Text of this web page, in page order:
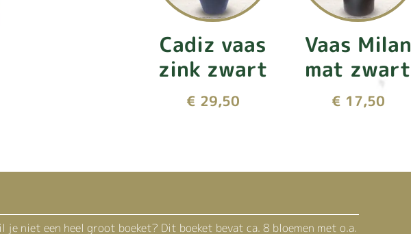
Cadiz vaas
zink zwart
€ 29,50
Vaas Milan
mat zwart
€ 17,50
je niet een heel groot boeket? Dit boeket bevat ca. 8 bloemen met o.a.